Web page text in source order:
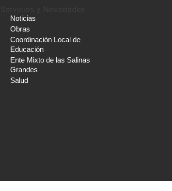
Noticias
Obras
Coordinación Local de
Educación
Ente Mixto de las Salinas
Grandes
Salud